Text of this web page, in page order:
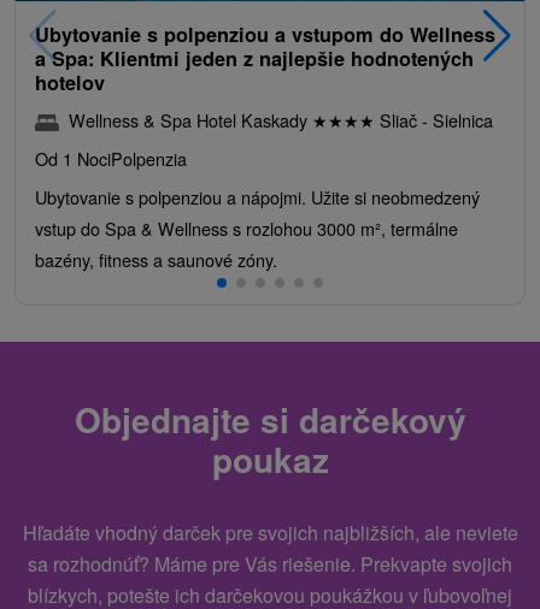
Ubytovanie s polpenziou a vstupom do Wellness
a Spa: Klientmi jeden z najlepšie hodnotených
hotelov
Wellness & Spa Hotel Kaskady ★★★★ Sliač - Sielnica
Od 1 NociPolpenzia
Ubytovanie s polpenziou a nápojmi. Užite si neobmedzený
vstup do Spa & Wellness s rozlohou 3000 m², termálne
bazény, fitness a saunové zóny.
Objednajte si darčekový
poukaz
Hľadáte vhodný darček pre svojich najbližších, ale neviete
sa rozhodnúť? Máme pre Vás riešenie. Prekvapte svojich
blízkych, potešte ich darčekovou poukážkou v ľubovoľnej